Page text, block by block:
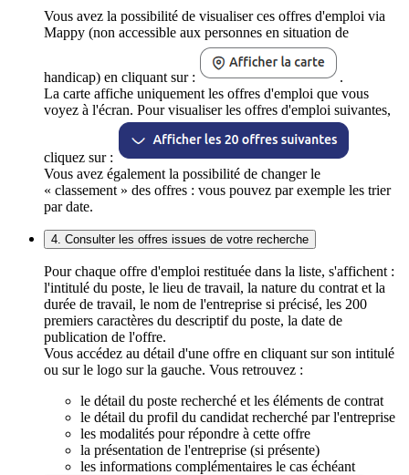
Vous avez la possibilité de visualiser ces offres d'emploi via
Mappy (non accessible aux personnes en situation de
handicap) en cliquant sur :
.
La carte affiche uniquement les offres d'emploi que vous
voyez à l'écran. Pour visualiser les offres d'emploi suivantes,
cliquez sur :
Vous avez également la possibilité de changer le
« classement » des offres : vous pouvez par exemple les trier
par date.
4. Consulter les offres issues de votre recherche
Pour chaque offre d'emploi restituée dans la liste, s'affichent :
l'intitulé du poste, le lieu de travail, la nature du contrat et la
durée de travail, le nom de l'entreprise si précisé, les 200
premiers caractères du descriptif du poste, la date de
publication de l'offre.
Vous accédez au détail d'une offre en cliquant sur son intitulé
ou sur le logo sur la gauche. Vous retrouvez :
le détail du poste recherché et les éléments de contrat
le détail du profil du candidat recherché par l'entreprise
les modalités pour répondre à cette offre
la présentation de l'entreprise (si présente)
les informations complémentaires le cas échéant